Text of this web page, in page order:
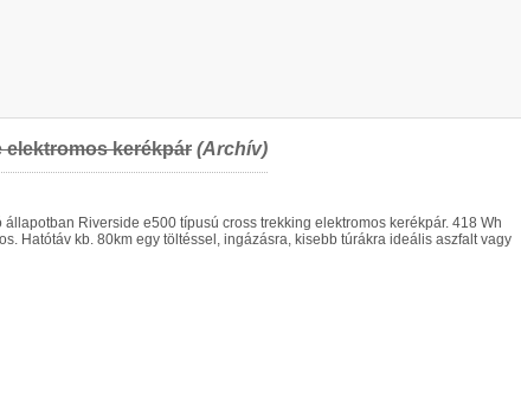
elektromos kerékpár (Archív)
állapotban Riverside e500 típusú cross trekking elektromos kerékpár. 418 Wh
Hatótáv kb. 80km egy töltéssel, ingázásra, kisebb túrákra ideális aszfalt vagy